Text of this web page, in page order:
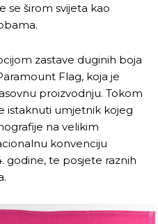
se širom svijeta kao
zastave duginih boja
Flag, koja je
proizvodnju. Tokom
istaknuti umjetnik kojeg
na velikim
konvenciju
godine, te posjete raznih